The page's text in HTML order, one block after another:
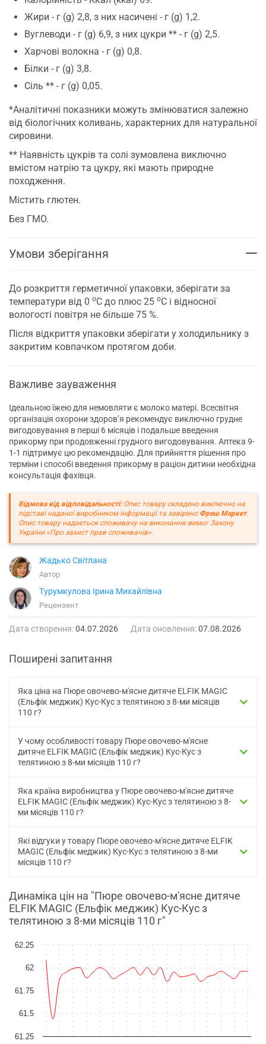
Жири - г (g) 2,8, з них насичені - г (g) 1,2.
Вуглеводи - г (g) 6,9, з них цукри ** - г (g) 2,5.
Харчові волокна - г (g) 0,8.
Білки - г (g) 3,8.
Сіль ** - г (g) 0,05.
*Аналітичні показники можуть змінюватися залежно
від біологічних коливань, характерних для натуральної
сировини.
** Наявність цукрів та солі зумовлена виключно
вмістом натрію та цукру, які мають природне
походження.
Містить глютен.
Без ГМО.
Умови зберігання
До розкриття герметичної упаковки, зберігати за
температури від 0 оС до плюс 25 оС і відносної
вологості повітря не більше 75 %.
Після відкриття упаковки зберігати у холодильнику з
закритим ковпачком протягом доби.
Важливе зауваження
Ідеальною їжею для немовляти є молоко матері. Всесвітня
організація охорони здоров’я рекомендує виключно грудне
вигодовування в перші 6 місяців і подальше введення
прикорму при продовженні грудного вигодовування. Аптека 9-
1-1 підтримує цю рекомендацію. Для прийняття рішення про
терміни і способі введення прикорму в раціон дитини необхідна
консультація фахівця.
Відмова від відповідальності:Опис товару складено виключно на
підставі наданої виробником інформації та завірено Фреш Маркет.
Опис товару надається споживачу на виконання вимог Закону
України «Про захист прав споживачів».
Жадько Світлана
Автор
Турумкулова Ірина Михайлівна
Рецензент
Дата створення:04.07.2026 Дата оновлення:07.08.2026
Поширені запитання
Яка ціна на Пюре овочево-м'ясне дитяче ELFIK MAGIC
(Ельфік меджик) Кус-Кус з телятиною з 8-ми місяців
110 г?
У чому особливості товару Пюре овочево-м'ясне
дитяче ELFIK MAGIC (Ельфік меджик) Кус-Кус з
телятиною з 8-ми місяців 110 г?
Яка країна виробництва у Пюре овочево-м'ясне дитяче
ELFIK MAGIC (Ельфік меджик) Кус-Кус з телятиною з 8-
ми місяців 110 г?
Які відгуки у товару Пюре овочево-м'ясне дитяче ELFIK
MAGIC (Ельфік меджик) Кус-Кус з телятиною з 8-ми
місяців 110 г?
Динаміка цін на "Пюре овочево-м'ясне дитяче
ELFIK MAGIC (Ельфік меджик) Кус-Кус з
телятиною з 8-ми місяців 110 г"
61.25
61.5
61.75
62
62.25